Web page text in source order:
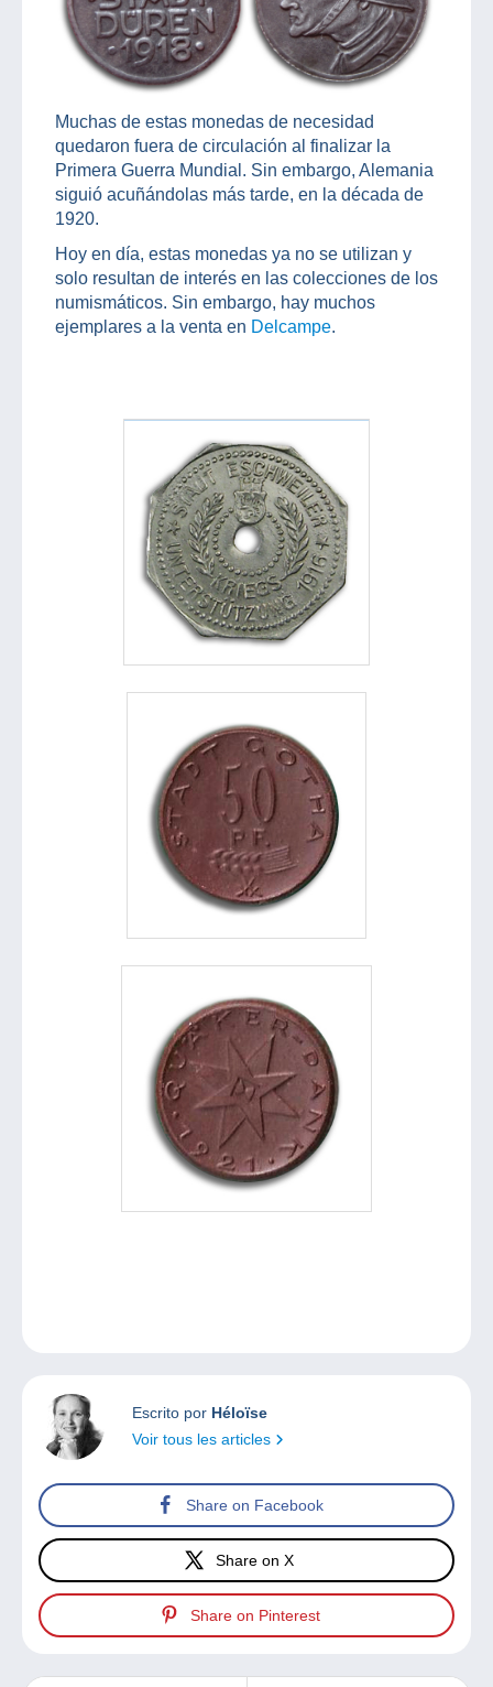
Muchas de estas monedas de necesidad
quedaron fuera de circulación al finalizar la
Primera Guerra Mundial. Sin embargo, Alemania
siguió acuñándolas más tarde, en la década de
1920.
Hoy en día, estas monedas ya no se utilizan y
solo resultan de interés en las colecciones de los
numismáticos. Sin embargo, hay muchos
ejemplares a la venta en Delcampe.
Escrito por Héloïse
Voir tous les articles
Share on Facebook
Share on X
Share on Pinterest